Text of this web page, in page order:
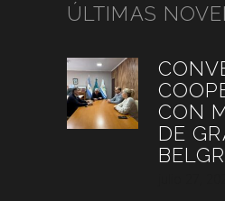
ÚLTIMAS
CON
DE